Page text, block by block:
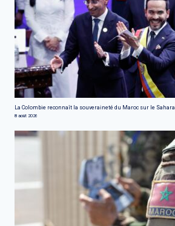
La Colombie reconnaît la souveraineté du Maroc sur le Sahara
8 août 2026